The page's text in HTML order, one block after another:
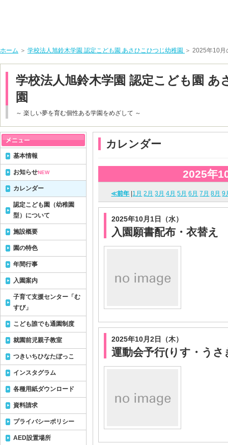
ホーム ＞ 学校法人旭鈴木学園 認定こども園 あさひこひつじ幼稚園 ＞ 2025年10
学校法人旭鈴木学園 認定こども園 あ
園
～ 楽しい夢を育む個性ある学園をめざして ～
カレンダー
2025年
≪前年 1月 2月 3月 4月 5月 6月 7月 8月 9
2025年10月1日（水）
入園願書配布・衣替え
2025年10月2日（木）
運動会予行(りす・うさ
基本情報
お知らせNEW
カレンダー
認定こども園（幼稚園
型）について
施設概要
園の特色
年間行事
入園案内
子育て支援センター「む
すび」
こども誰でも通園制度
就園前児親子教室
つきいちひなたぼっこ
インスタグラム
各種用紙ダウンロード
資料請求
プライバシーポリシー
AED設置場所